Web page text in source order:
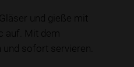
und gieße mit
auf. Mit dem
sofort servieren.